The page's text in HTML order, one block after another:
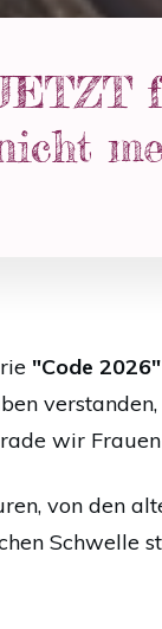
"Code 2026"
wir
von den
Schwelle